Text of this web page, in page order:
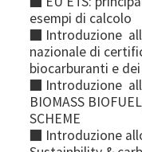
esempi di calcolo
■ Introduzione
nazionale di
biocarburanti e
■ Introduzione
BIOMASS
SCHEME
■ Introduzione